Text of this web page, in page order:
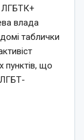
ЛГБТК+
влада
таблички
пунктів, що